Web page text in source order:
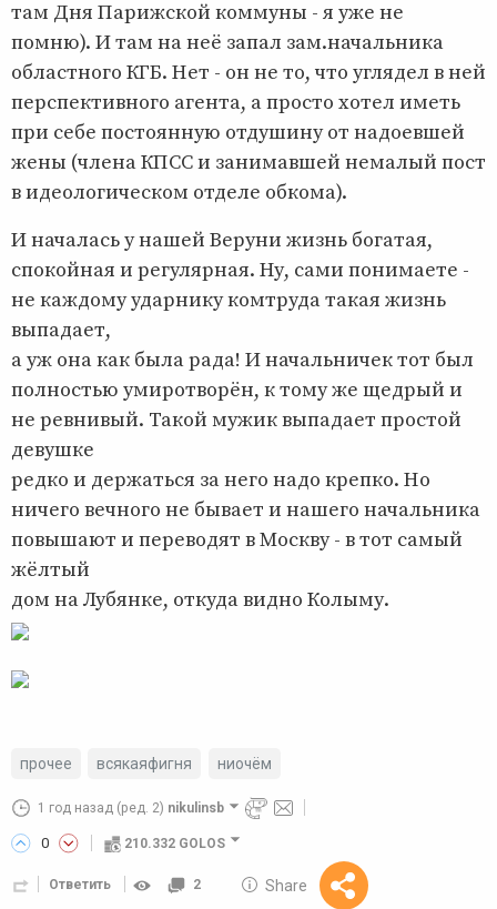
там Дня Парижской коммуны - я уже не
помню). И там на неё запал зам.начальника
областного КГБ. Нет - он не то, что углядел в ней
перспективного агента, а просто хотел иметь
при себе постоянную отдушину от надоевшей
жены (члена КПСС и занимавшей немалый пост
в идеологическом отделе обкома).
И началась у нашей Веруни жизнь богатая,
спокойная и регулярная. Ну, сами понимаете -
не каждому ударнику комтруда такая жизнь
выпадает,
а уж она как была рада! И начальничек тот был
полностью умиротворён, к тому же щедрый и
не ревнивый. Такой мужик выпадает простой
девушке
редко и держаться за него надо крепко. Но
ничего вечного не бывает и нашего начальника
повышают и переводят в Москву - в тот самый
жёлтый
дом на Лубянке, откуда видно Колыму.
прочее всякаяфигня ниочём
1 год назад (ред. 2) nikulinsb
0 210.332 GOLOS
Ответить 2 Share
Reward
10 GOLOS